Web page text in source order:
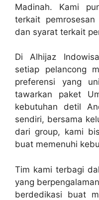
Madinah. Kami
terkait
dan syarat terkait
Di Alhijaz
setiap pelancong
preferensi yang
tawarkan paket
kebutuhan detil
sendiri, bersama
dari group, kami
buat memenuhi
Tim kami terbagi
yang
berdedikasi buat